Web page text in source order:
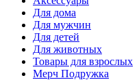
Для дома
Для мужчин
Для детей
Для животных
Товары для взрослых
Мерч Подружка